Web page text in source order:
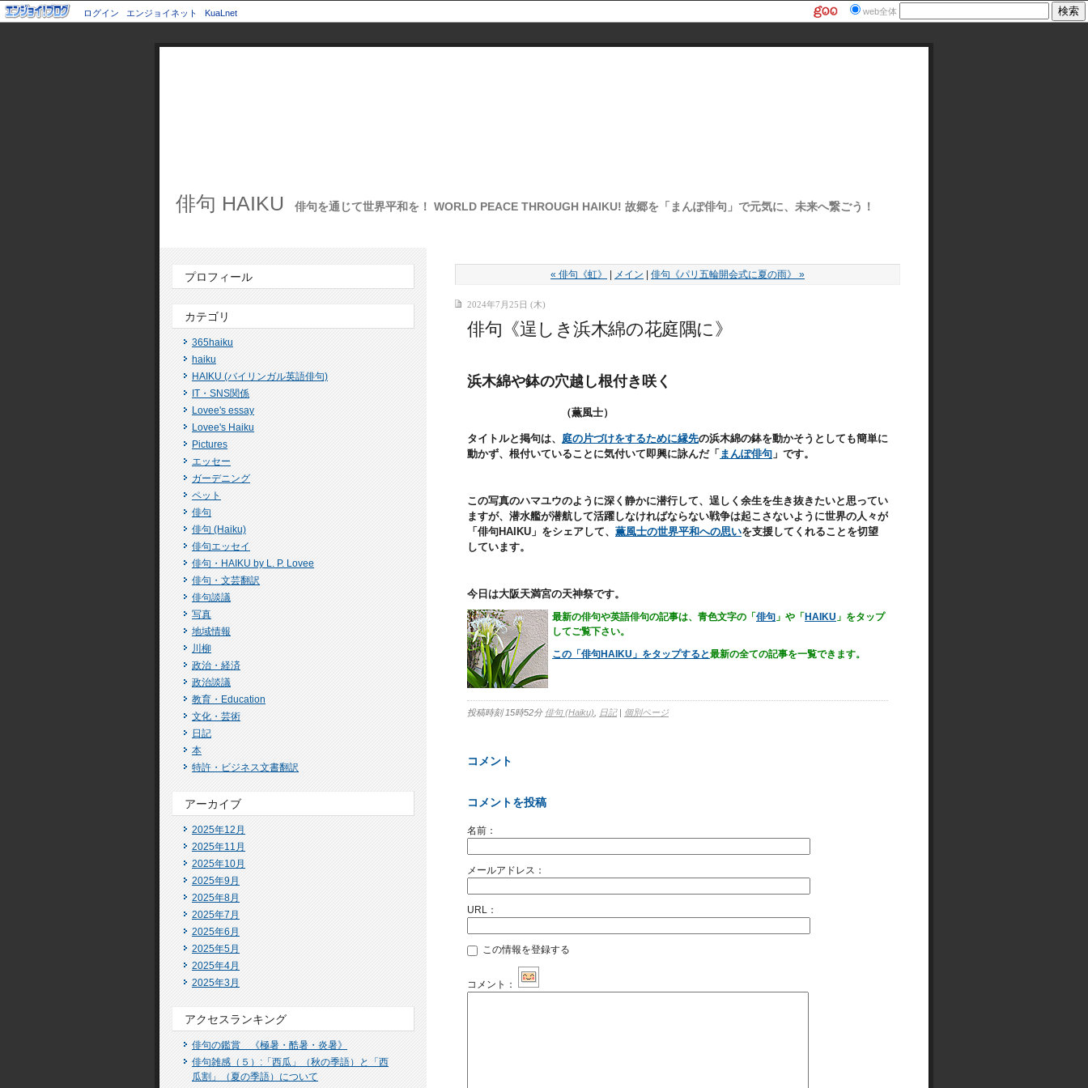
ログイン エンジョイネット KuaLnet web全体
俳句 HAIKU 俳句を通じて世界平和を！ WORLD PEACE THROUGH HAIKU! 故郷を「まんぽ俳句」で元気に、未来へ繋ごう！
プロフィール
カテゴリ
365haiku
haiku
HAIKU (バイリンガル英語俳句)
IT・SNS関係
Lovee's essay
Lovee's Haiku
Pictures
エッセー
ガーデニング
ペット
俳句
俳句 (Haiku)
俳句エッセイ
俳句・HAIKU by L. P. Lovee
俳句・文芸翻訳
俳句談議
写真
地域情報
川柳
政治・経済
政治談議
教育・Education
文化・芸術
日記
本
特許・ビジネス文書翻訳
アーカイブ
2025年12月
2025年11月
2025年10月
2025年9月
2025年8月
2025年7月
2025年6月
2025年5月
2025年4月
2025年3月
アクセスランキング
俳句の鑑賞 《極暑・酷暑・炎暑》
俳句雑感（５）:「西瓜」（秋の季語）と「西
瓜割」（夏の季語）について
« 俳句《虹》 メイン 俳句《パリ五輪開会式に夏の雨》 »
2024年7月25日 (木)
俳句《逞しき浜木綿の花庭隅に》
浜木綿や鉢の穴越し根付き咲く
（薫風士）
タイトルと掲句は、 庭の片づけをするために縁先の浜木綿の鉢を動かそうとしても簡単に
動かず、根付いていることに気付いて即興に詠んだ「 まんぽ俳句 」です。
この写真のハマユウのように深く静かに潜行して、逞しく余生を生き抜きたいと思ってい
ますが、潜水艦が潜航して活躍しなければならない戦争は起こさないように世界の人々が
「俳句HAIKU」をシェアして、 薫風士の世界平和への思いを支援してくれることを切望
しています。
今日は大阪天満宮の天神祭です。
最新の俳句や英語俳句の記事は、青色文字の「 俳句 」や「 HAIKU 」をタップ
してご覧下さい。
この「俳句HAIKU 」をタップすると最新の全ての記事を一覧できます。
投稿時刻 15時52分 俳句 (Haiku) 日記 個別ページ
コメント
コメントを投稿
名前：
メールアドレス：
URL：
この情報を登録する
コメント：